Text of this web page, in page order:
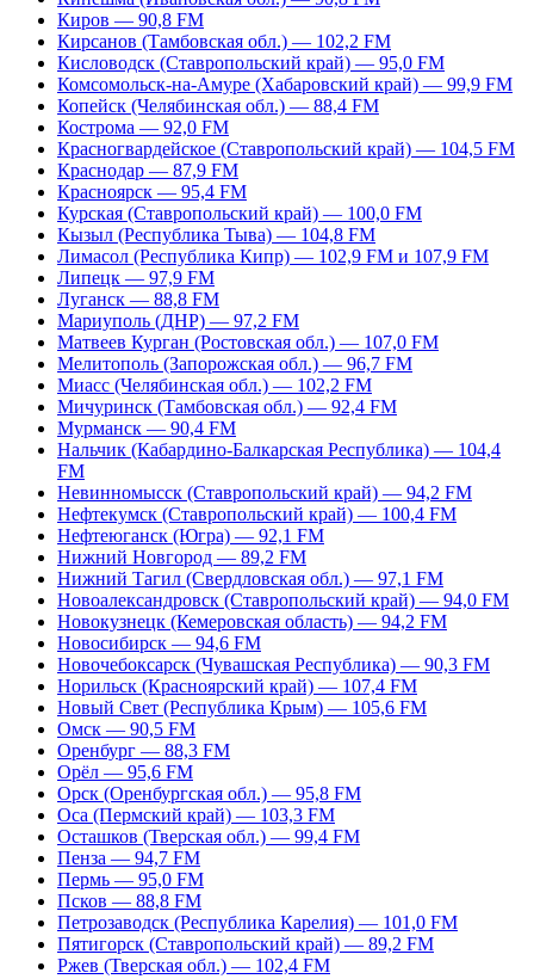
Киров — 90,8 FM
Кирсанов (Тамбовская обл.) — 102,2 FM
Кисловодск (Ставропольский край) — 95,0 FM
Комсомольск-на-Амуре (Хабаровский край) — 99,9 FM
Копейск (Челябинская обл.) — 88,4 FM
Кострома — 92,0 FM
Красногвардейское (Ставропольский край) — 104,5 FM
Краснодар — 87,9 FM
Красноярск — 95,4 FM
Курская (Ставропольский край) — 100,0 FM
Кызыл (Республика Тыва) — 104,8 FM
Лимасол (Республика Кипр) — 102,9 FM и 107,9 FM
Липецк — 97,9 FM
Луганск — 88,8 FM
Мариуполь (ДНР) — 97,2 FM
Матвеев Курган (Ростовская обл.) — 107,0 FM
Мелитополь (Запорожская обл.) — 96,7 FM
Миасс (Челябинская обл.) — 102,2 FM
Мичуринск (Тамбовская обл.) — 92,4 FM
Мурманск — 90,4 FM
Нальчик (Кабардино-Балкарская Республика) — 104,4
FM
Невинномысск (Ставропольский край) — 94,2 FM
Нефтекумск (Ставропольский край) — 100,4 FM
Нефтеюганск (Югра) — 92,1 FM
Нижний Новгород — 89,2 FM
Нижний Тагил (Свердловская обл.) — 97,1 FM
Новоалександровск (Ставропольский край) — 94,0 FM
Новокузнецк (Кемеровская область) — 94,2 FM
Новосибирск — 94,6 FM
Новочебоксарск (Чувашская Республика) — 90,3 FM
Норильск (Красноярский край) — 107,4 FM
Новый Свет (Республика Крым) — 105,6 FM
Омск — 90,5 FM
Оренбург — 88,3 FM
Орёл — 95,6 FM
Орск (Оренбургская обл.) — 95,8 FM
Оса (Пермский край) — 103,3 FM
Осташков (Тверская обл.) — 99,4 FM
Пенза — 94,7 FM
Пермь — 95,0 FM
Псков — 88,8 FM
Петрозаводск (Республика Карелия) — 101,0 FM
Пятигорск (Ставропольский край) — 89,2 FM
Ржев (Тверская обл.) — 102,4 FM